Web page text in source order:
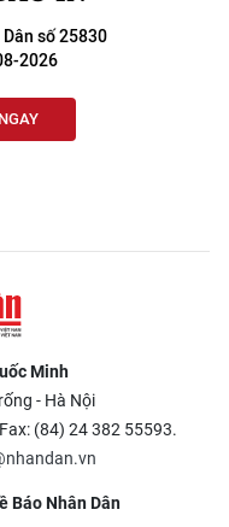
Dân số 25830
2026
Minh
- Hà Nội
(84) 24 382 55593.
Báo Nhân Dân